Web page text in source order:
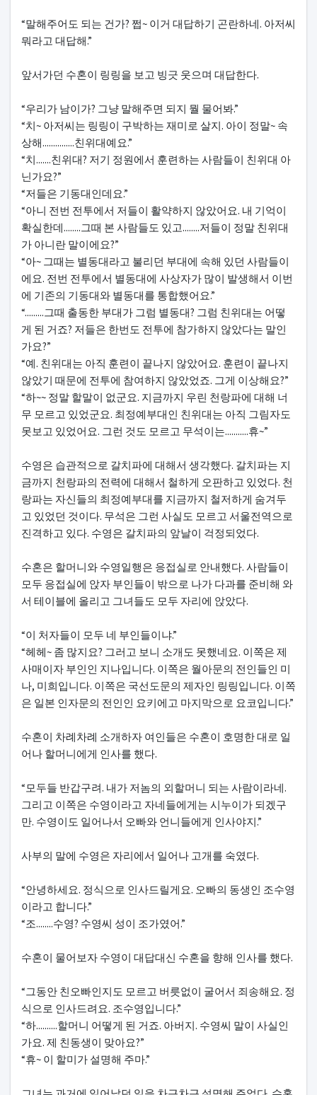
“말해주어도 되는 건가? 쩝~ 이거 대답하기 곤란하네. 아저씨
뭐라고 대답해.”
앞서가던 수혼이 링링을 보고 빙긋 웃으며 대답한다.
“우리가 남이가? 그냥 말해주면 되지 뭘 물어봐.”
“치~ 아저씨는 링링이 구박하는 재미로 살지. 아이 정말~ 속
상해...............친위대예요.”
“치.......친위대? 저기 정원에서 훈련하는 사람들이 친위대 아
닌가요?”
“저들은 기동대인데요.”
“아니 전번 전투에서 저들이 활약하지 않았어요. 내 기억이
확실한데........그때 본 사람들도 있고........저들이 정말 친위대
가 아니란 말이에요?”
“아~ 그때는 별동대라고 불리던 부대에 속해 있던 사람들이
에요. 전번 전투에서 별동대에 사상자가 많이 발생해서 이번
에 기존의 기동대와 별동대를 통합했어요.”
“.........그때 출동한 부대가 그럼 별동대? 그럼 친위대는 어떻
게 된 거죠? 저들은 한번도 전투에 참가하지 않았다는 말인
가요?”
“예. 친위대는 아직 훈련이 끝나지 않았어요. 훈련이 끝나지
않았기 때문에 전투에 참여하지 않았었죠. 그게 이상해요?”
“하~~ 정말 할말이 없군요. 지금까지 우린 천랑파에 대해 너
무 모르고 있었군요. 최정예부대인 친위대는 아직 그림자도
못보고 있었어요. 그런 것도 모르고 무석이는...........휴~”
수영은 습관적으로 갈치파에 대해서 생각했다. 갈치파는 지
금까지 천랑파의 전력에 대해서 철하게 오판하고 있었다. 천
랑파는 자신들의 최정예부대를 지금까지 철저하게 숨겨두
고 있었던 것이다. 무석은 그런 사실도 모르고 서울전역으로
진격하고 있다. 수영은 갈치파의 앞날이 걱정되었다.
수혼은 할머니와 수영일행은 응접실로 안내했다. 사람들이
모두 응접실에 앉자 부인들이 밖으로 나가 다과를 준비해 와
서 테이블에 올리고 그녀들도 모두 자리에 앉았다.
“이 처자들이 모두 네 부인들이냐.”
“헤헤~ 좀 많지요? 그러고 보니 소개도 못했네요. 이쪽은 제
사매이자 부인인 지나입니다. 이쪽은 월아문의 전인들인 미
나, 미희입니다. 이쪽은 국선도문의 제자인 링링입니다. 이쪽
은 일본 인자문의 전인인 요키에고 마지막으로 요코입니다.”
수혼이 차례차례 소개하자 여인들은 수혼이 호명한 대로 일
어나 할머니에게 인사를 했다.
“모두들 반갑구려. 내가 저놈의 외할머니 되는 사람이라네.
그리고 이쪽은 수영이라고 자네들에게는 시누이가 되겠구
만. 수영이도 일어나서 오빠와 언니들에게 인사야지.”
사부의 말에 수영은 자리에서 일어나 고개를 숙였다.
“안녕하세요. 정식으로 인사드릴게요. 오빠의 동생인 조수영
이라고 합니다.”
“조........수영? 수영씨 성이 조가였어.”
수혼이 물어보자 수영이 대답대신 수혼을 향해 인사를 했다.
“그동안 친오빠인지도 모르고 버릇없이 굴어서 죄송해요. 정
식으로 인사드려요. 조수영입니다.”
“하..........할머니 어떻게 된 거죠. 아버지. 수영씨 말이 사실인
가요. 제 친동생이 맞아요?”
“휴~ 이 할미가 설명해 주마.”